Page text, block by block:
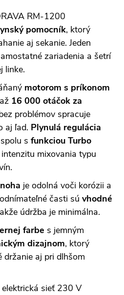
RM-1200
pomocník, ktorý
aj sekanie. Jeden
zariadenia a šetrí
linke.
motorom s príkonom
16 000 otáčok za
problémov spracuje
aj ľad. Plynulá regulácia
s funkciou Turbo
mixovania typu
je odolná voči korózii a
časti sú vhodné
údržba je minimálna.
farbe s jemným
dizajnom, ktorý
držanie aj pri dlhšom
sieť 230 V